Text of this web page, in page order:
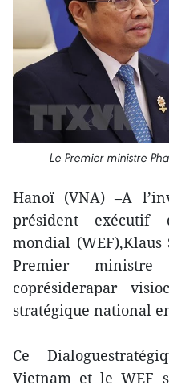
Le Premier ministre
Hanoï (VNA) –A
président exécutif
mondial
Premier
coprésiderapar
stratégique national
Ce
Vietnam et le WEF